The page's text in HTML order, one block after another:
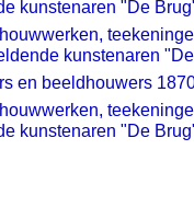
kunstenaren "De
kunstenaren
en beeldhouwers
kunstenaren "De